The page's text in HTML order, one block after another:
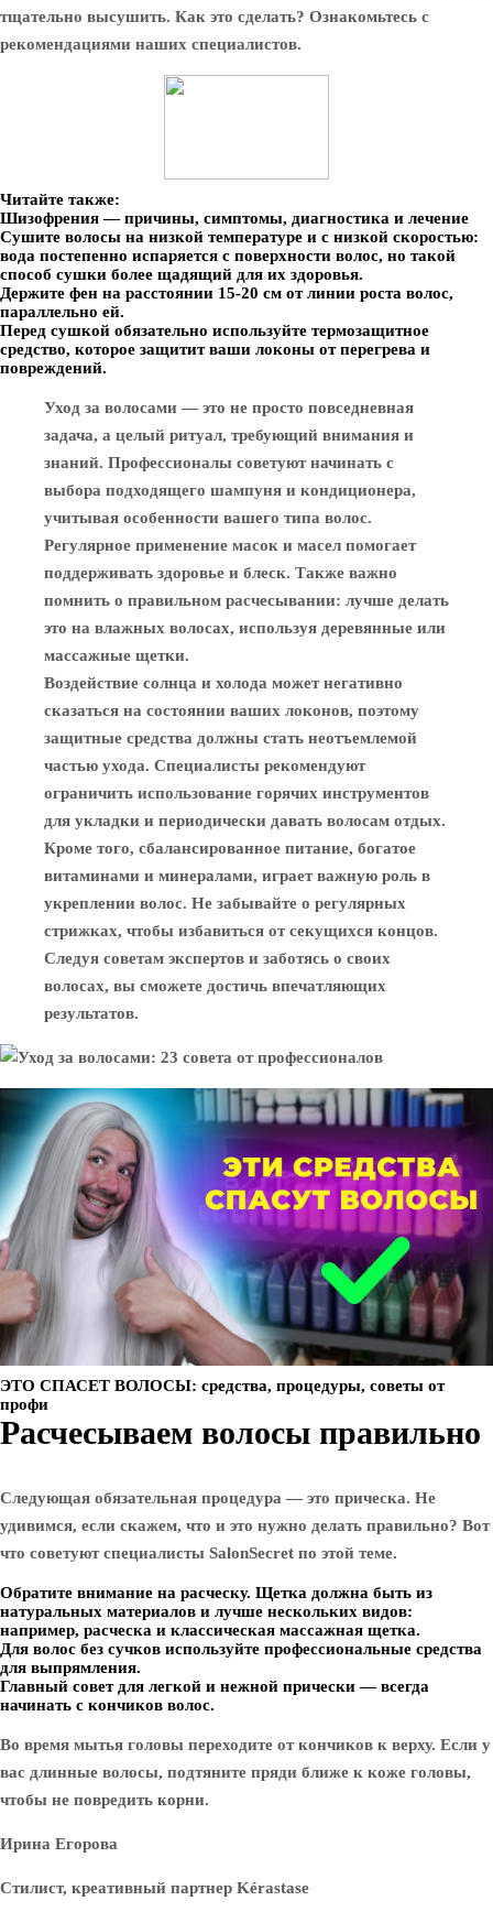
тщательно высушить. Как это сделать? Ознакомьтесь с
рекомендациями наших специалистов.
Читайте также:
Шизофрения — причины, симптомы, диагностика и лечение
Сушите волосы на низкой температуре и с низкой скоростью:
вода постепенно испаряется с поверхности волос, но такой
способ сушки более щадящий для их здоровья.
Держите фен на расстоянии 15-20 см от линии роста волос,
параллельно ей.
Перед сушкой обязательно используйте термозащитное
средство, которое защитит ваши локоны от перегрева и
повреждений.
Уход за волосами — это не просто повседневная
задача, а целый ритуал, требующий внимания и
знаний. Профессионалы советуют начинать с
выбора подходящего шампуня и кондиционера,
учитывая особенности вашего типа волос.
Регулярное применение масок и масел помогает
поддерживать здоровье и блеск. Также важно
помнить о правильном расчесывании: лучше делать
это на влажных волосах, используя деревянные или
массажные щетки.
Воздействие солнца и холода может негативно
сказаться на состоянии ваших локонов, поэтому
защитные средства должны стать неотъемлемой
частью ухода. Специалисты рекомендуют
ограничить использование горячих инструментов
для укладки и периодически давать волосам отдых.
Кроме того, сбалансированное питание, богатое
витаминами и минералами, играет важную роль в
укреплении волос. Не забывайте о регулярных
стрижках, чтобы избавиться от секущихся концов.
Следуя советам экспертов и заботясь о своих
волосах, вы сможете достичь впечатляющих
результатов.
ЭТО СПАСЕТ ВОЛОСЫ: средства, процедуры, советы от
профи
Расчесываем волосы правильно
Следующая обязательная процедура — это прическа. Не
удивимся, если скажем, что и это нужно делать правильно? Вот
что советуют специалисты SalonSecret по этой теме.
Обратите внимание на расческу. Щетка должна быть из
натуральных материалов и лучше нескольких видов:
например, расческа и классическая массажная щетка.
Для волос без сучков используйте профессиональные средства
для выпрямления.
Главный совет для легкой и нежной прически — всегда
начинать с кончиков волос.
Во время мытья головы переходите от кончиков к верху. Если у
вас длинные волосы, подтяните пряди ближе к коже головы,
чтобы не повредить корни.
Ирина Егорова
Стилист, креативный партнер Kérastase